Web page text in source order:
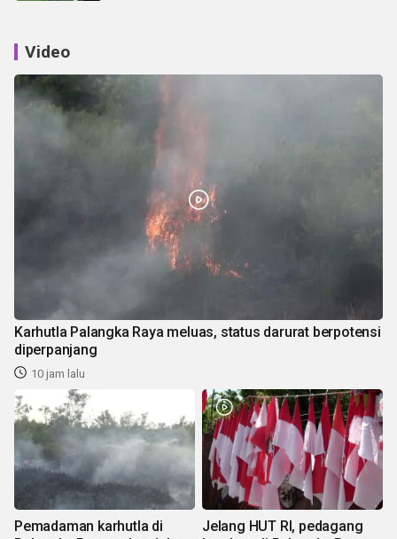
Video
Karhutla Palangka Raya meluas, status darurat berpotensi
diperpanjang
10 jam lalu
Pemadaman karhutla di
Jelang HUT RI, pedagang